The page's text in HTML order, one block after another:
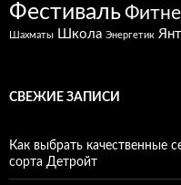
Фестиваль
Шахматы Школа Энергетик
СВЕЖИЕ ЗАПИСИ
Как выбрать качественные
сорта Детройт